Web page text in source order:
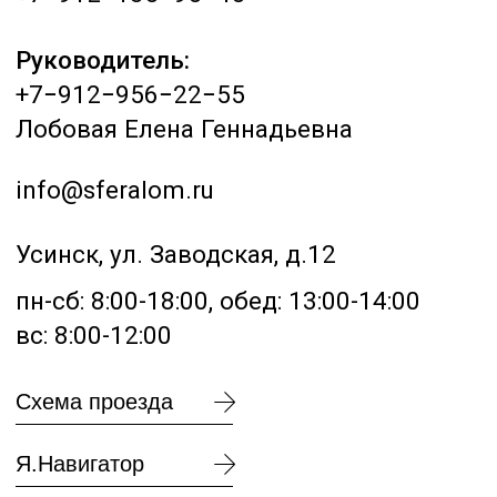
лучшую цену в Усинске.
Подробнее
Техника